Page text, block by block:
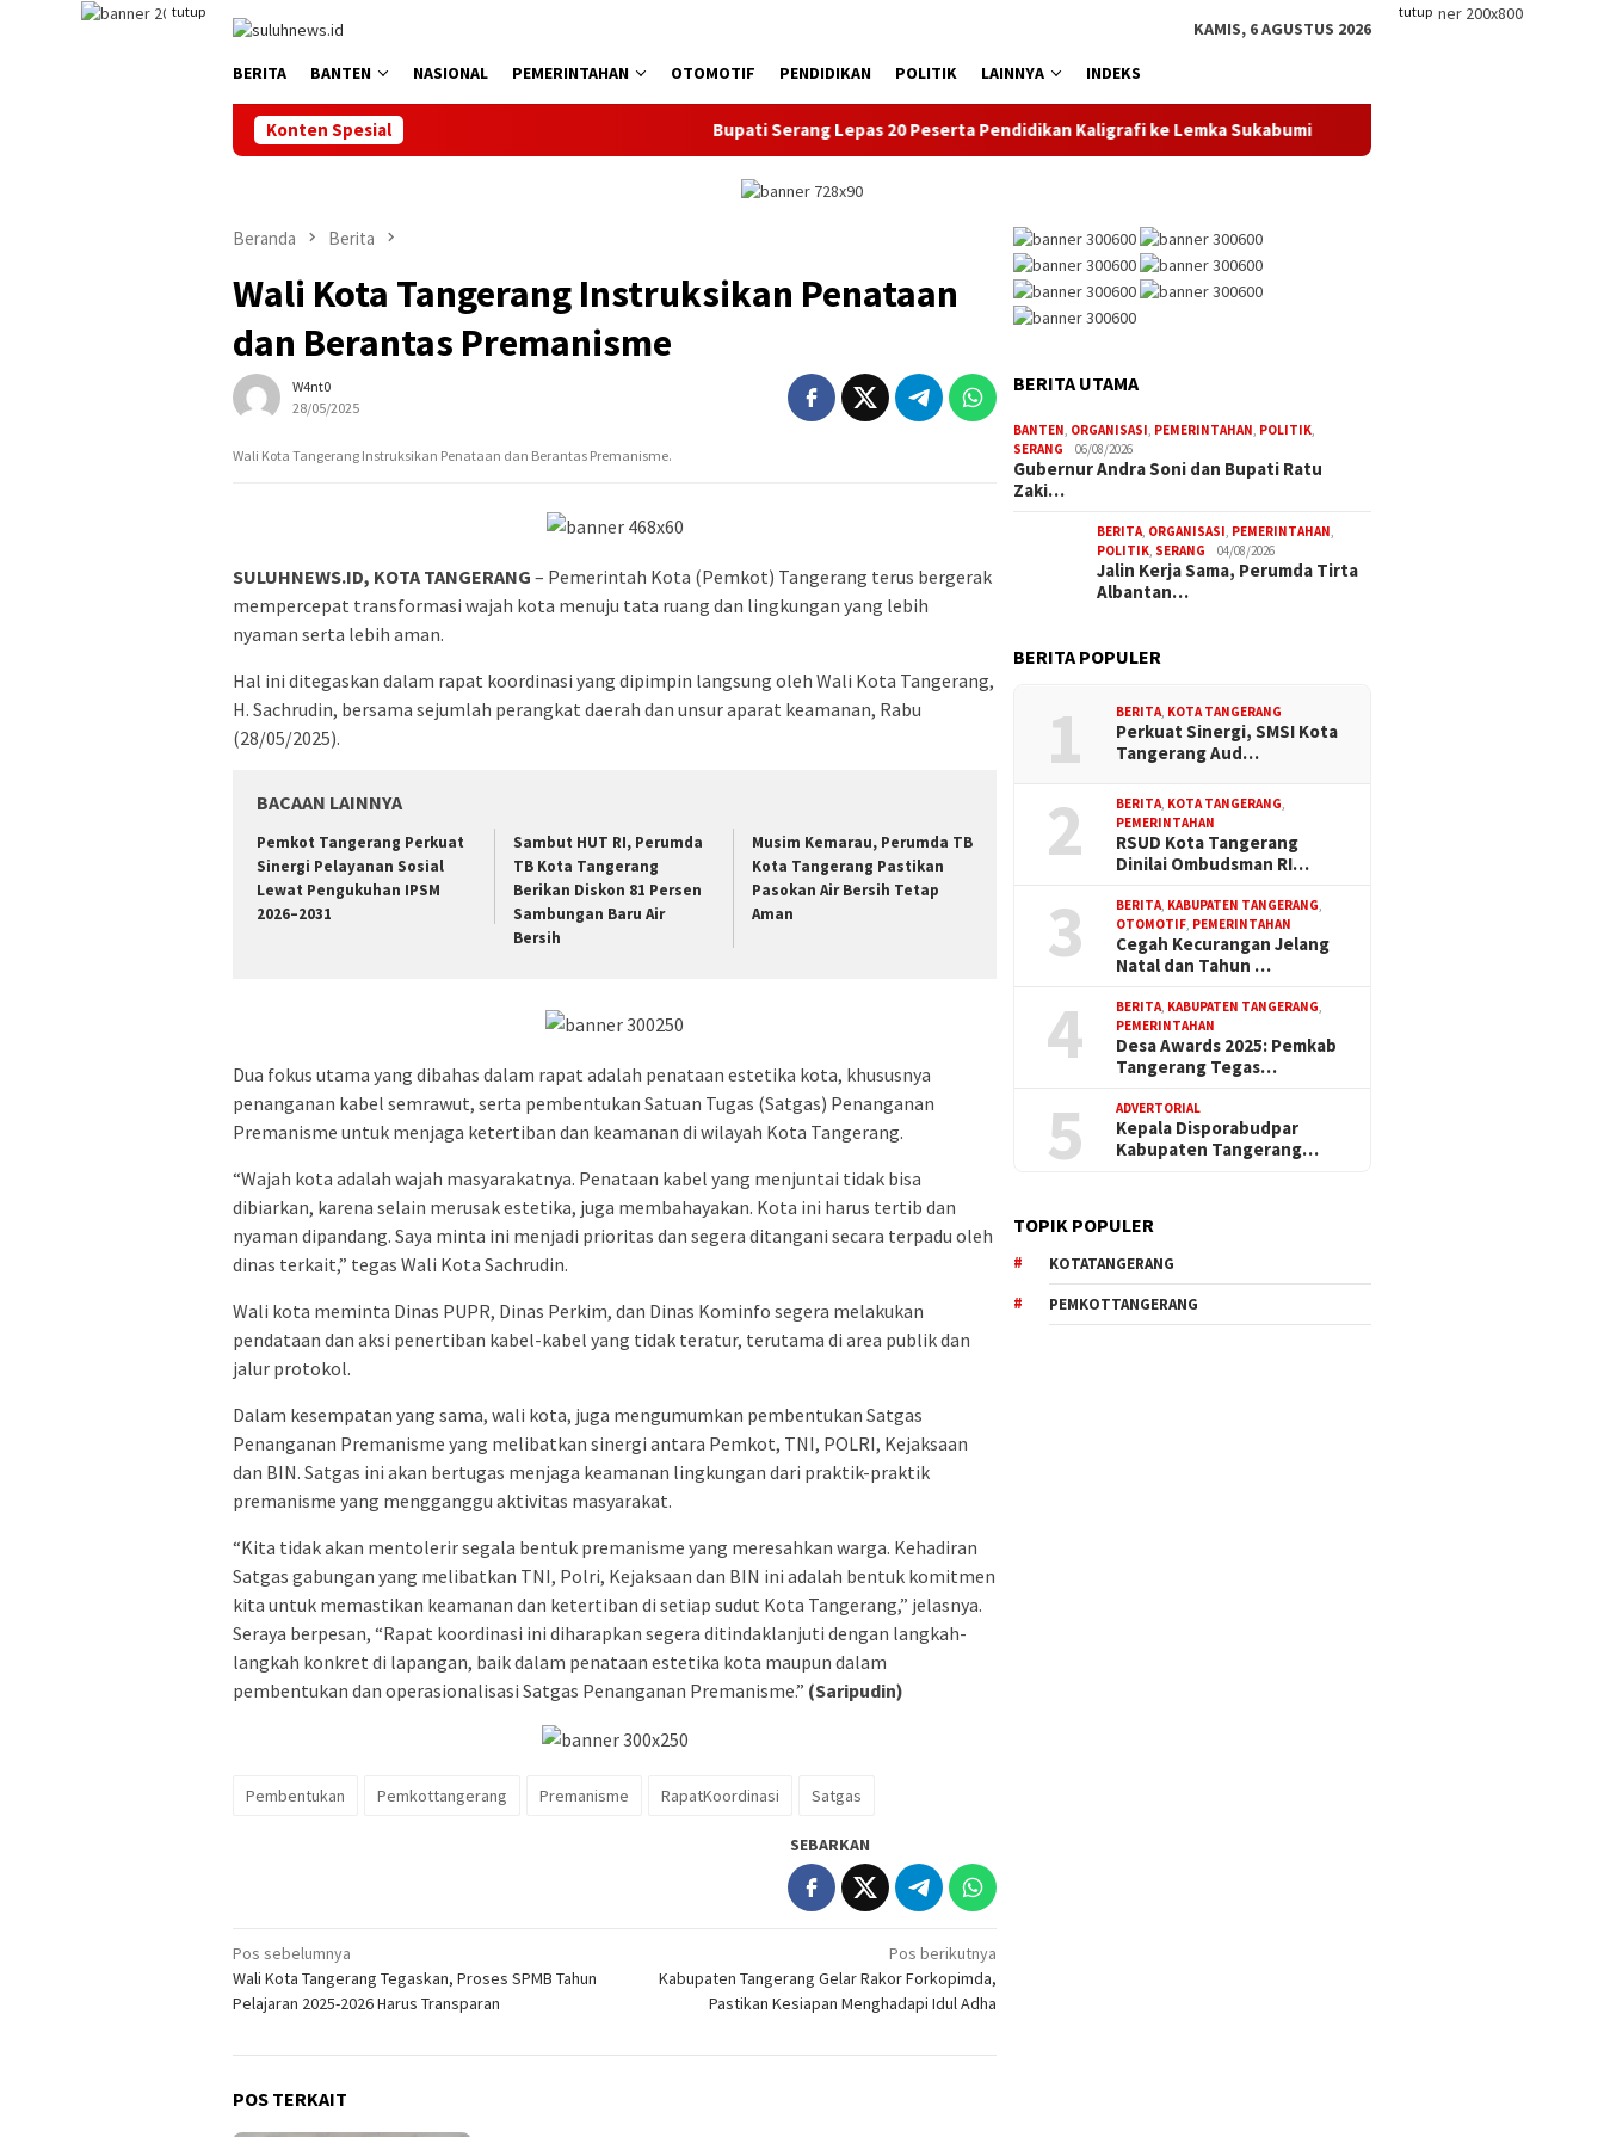
tutup tutup
KAMIS, 6 AGUSTUS 2026
BERITA BANTEN NASIONAL PEMERINTAHAN OTOMOTIF PENDIDIKAN POLITIK LAINNYA INDEKS
Konten Spesial Bupati Serang Lepas 20 Peserta Pendidikan Kaligrafi ke Lemka Sukabumi
Beranda Berita
Wali Kota Tangerang Instruksikan Penataan
dan Berantas Premanisme
W4nt0
28/05/2025
Wali Kota Tangerang Instruksikan Penataan dan Berantas Premanisme.
SULUHNEWS.ID, KOTA TANGERANG – Pemerintah Kota (Pemkot) Tangerang terus bergerak
mempercepat transformasi wajah kota menuju tata ruang dan lingkungan yang lebih
nyaman serta lebih aman.
Hal ini ditegaskan dalam rapat koordinasi yang dipimpin langsung oleh Wali Kota Tangerang,
H. Sachrudin, bersama sejumlah perangkat daerah dan unsur aparat keamanan, Rabu
(28/05/2025).
BACAAN LAINNYA
Pemkot Tangerang Perkuat
Sinergi Pelayanan Sosial
Lewat Pengukuhan IPSM
2026–2031
Sambut HUT RI, Perumda
TB Kota Tangerang
Berikan Diskon 81 Persen
Sambungan Baru Air
Bersih
Musim Kemarau, Perumda TB
Kota Tangerang Pastikan
Pasokan Air Bersih Tetap
Aman
Dua fokus utama yang dibahas dalam rapat adalah penataan estetika kota, khususnya
penanganan kabel semrawut, serta pembentukan Satuan Tugas (Satgas) Penanganan
Premanisme untuk menjaga ketertiban dan keamanan di wilayah Kota Tangerang.
“Wajah kota adalah wajah masyarakatnya. Penataan kabel yang menjuntai tidak bisa
dibiarkan, karena selain merusak estetika, juga membahayakan. Kota ini harus tertib dan
nyaman dipandang. Saya minta ini menjadi prioritas dan segera ditangani secara terpadu oleh
dinas terkait,” tegas Wali Kota Sachrudin.
Wali kota meminta Dinas PUPR, Dinas Perkim, dan Dinas Kominfo segera melakukan
pendataan dan aksi penertiban kabel-kabel yang tidak teratur, terutama di area publik dan
jalur protokol.
Dalam kesempatan yang sama, wali kota, juga mengumumkan pembentukan Satgas
Penanganan Premanisme yang melibatkan sinergi antara Pemkot, TNI, POLRI, Kejaksaan
dan BIN. Satgas ini akan bertugas menjaga keamanan lingkungan dari praktik-praktik
premanisme yang mengganggu aktivitas masyarakat.
“Kita tidak akan mentolerir segala bentuk premanisme yang meresahkan warga. Kehadiran
Satgas gabungan yang melibatkan TNI, Polri, Kejaksaan dan BIN ini adalah bentuk komitmen
kita untuk memastikan keamanan dan ketertiban di setiap sudut Kota Tangerang,” jelasnya.
Seraya berpesan, “Rapat koordinasi ini diharapkan segera ditindaklanjuti dengan langkah-
langkah konkret di lapangan, baik dalam penataan estetika kota maupun dalam
pembentukan dan operasionalisasi Satgas Penanganan Premanisme.” (Saripudin)
Pembentukan Pemkottangerang Premanisme RapatKoordinasi Satgas
SEBARKAN
Navigasi
pos
Pos sebelumnya
Wali Kota Tangerang Tegaskan, Proses SPMB Tahun
Pelajaran 2025-2026 Harus Transparan
Pos berikutnya
Kabupaten Tangerang Gelar Rakor Forkopimda,
Pastikan Kesiapan Menghadapi Idul Adha
POS TERKAIT
BERITA UTAMA
BANTEN, ORGANISASI, PEMERINTAHAN, POLITIK,
SERANG
06/08/2026
Gubernur Andra Soni dan Bupati Ratu
Zaki…
BERITA, ORGANISASI, PEMERINTAHAN,
POLITIK, SERANG 04/08/2026
Jalin Kerja Sama, Perumda Tirta
Albantan…
BERITA POPULER
1 BERITA, KOTA TANGERANG
Perkuat Sinergi, SMSI Kota
Tangerang Aud…
2 BERITA, KOTA TANGERANG,
PEMERINTAHAN
RSUD Kota Tangerang
Dinilai Ombudsman RI…
3 BERITA, KABUPATEN TANGERANG,
OTOMOTIF, PEMERINTAHAN
Cegah Kecurangan Jelang
Natal dan Tahun …
4 BERITA, KABUPATEN TANGERANG,
PEMERINTAHAN
Desa Awards 2025: Pemkab
Tangerang Tegas…
5 ADVERTORIAL
Kepala Disporabudpar
Kabupaten Tangerang…
TOPIK POPULER
KOTATANGERANG
PEMKOTTANGERANG